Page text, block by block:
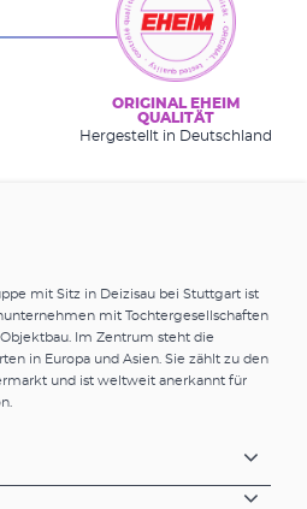
ORIGINAL EHEIM
QUALITÄT
Hergestellt in Deutschland
mit Sitz in Deizisau bei Stuttgart ist
mit Tochtergesellschaften
Im Zentrum steht die
in Europa und Asien. Sie zählt zu den
und ist weltweit anerkannt für